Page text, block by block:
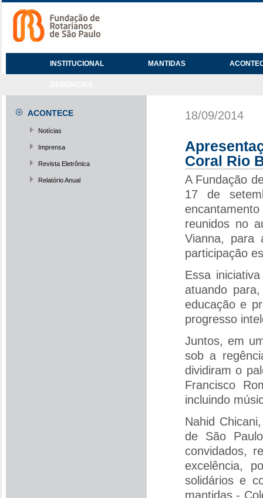
INSTITUCIONAL MANTIDAS
ACONTECE
Notícias
Imprensa
Revista Eletrônica
Relatório Anual
18/09/2014
Coral Rio
A Fundação
17 de
reunidos no
Vianna, para
participação
Essa
atuando
educação e
progresso
Juntos, em
sob a
dividiram o
Francisco
incluindo
Nahid
de São
convidados,
excelência,
solidários e
mantidas -